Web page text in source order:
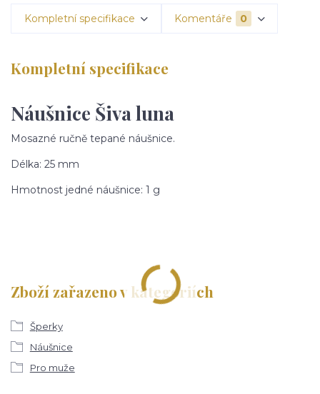
Kompletní specifikace Komentáře 0
Kompletní specifikace
Náušnice Šiva luna
Mosazné ručně tepané náušnice.
Délka: 25 mm
Hmotnost jedné náušnice: 1 g
Zboží zařazeno v kategoriích
Šperky
Náušnice
Pro muže